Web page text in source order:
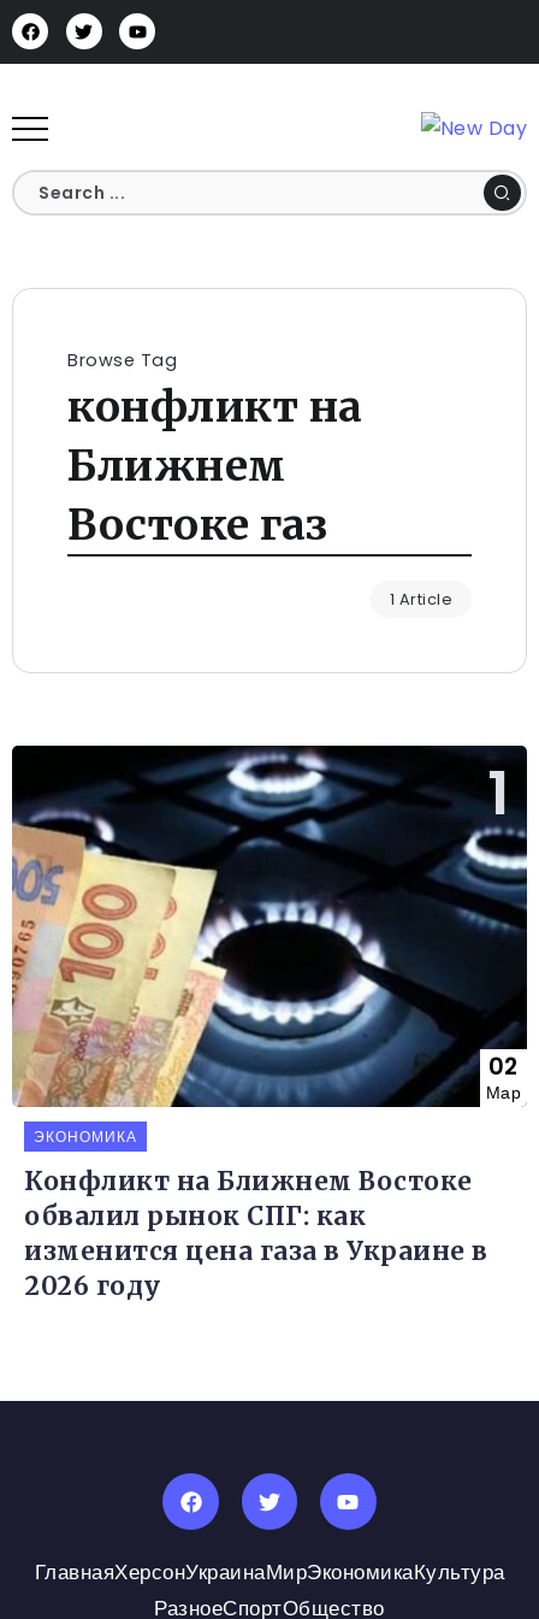
Browse Tag
конфликт на
Ближнем
Востоке газ
1 Article
02
Мар
ЭКОНОМИКА
Конфликт на Ближнем Востоке
обвалил рынок СПГ: как
изменится цена газа в Украине в
2026 году
ГлавнаяХерсонУкраинаМирЭкономикаКультура
РазноеСпортОбщество